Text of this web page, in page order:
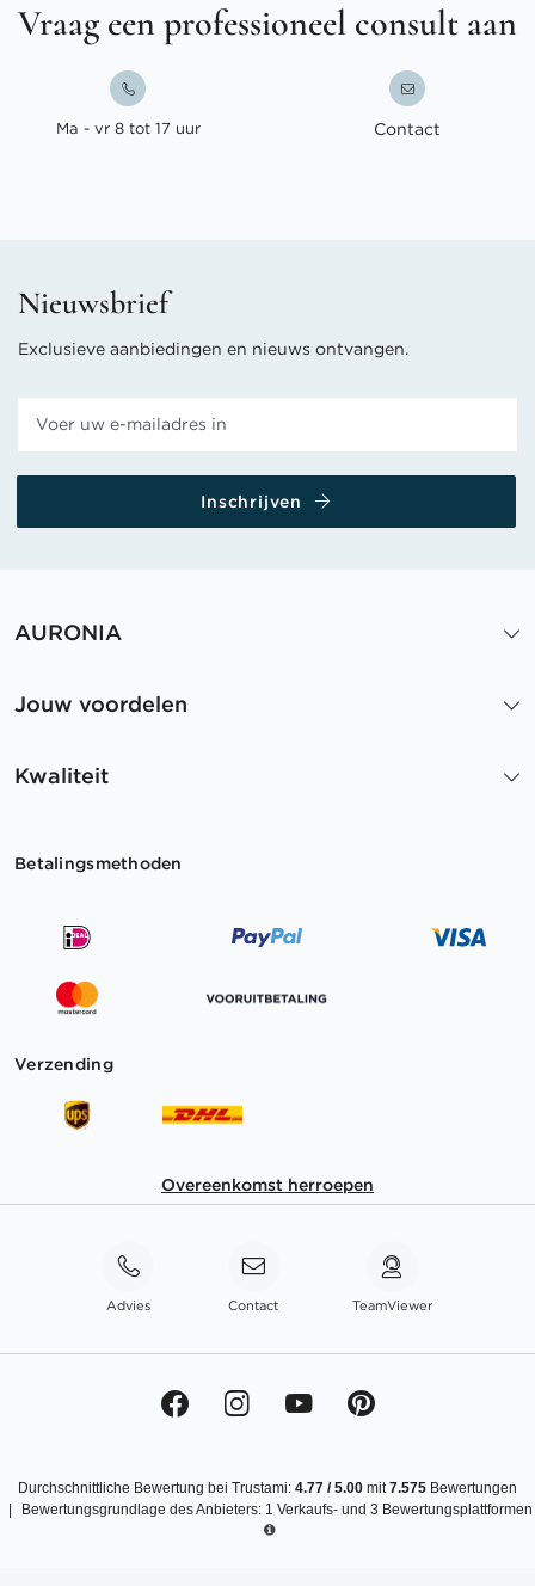
Vraag een professioneel consult aan
Ma - vr 8 tot 17 uur Contact
Nieuwsbrief
Exclusieve aanbiedingen en nieuws ontvangen.
Inschrijven
AURONIA
Jouw voordelen
Kwaliteit
Betalingsmethoden
Verzending
Overeenkomst herroepen
Advies Contact TeamViewer
Durchschnittliche Bewertung bei Trustami: 4.77 /5.00 mit7.575 Bewertungen
Bewertungsgrundlage des Anbieters: 1 Verkaufs- und 3 Bewertungsplattformen